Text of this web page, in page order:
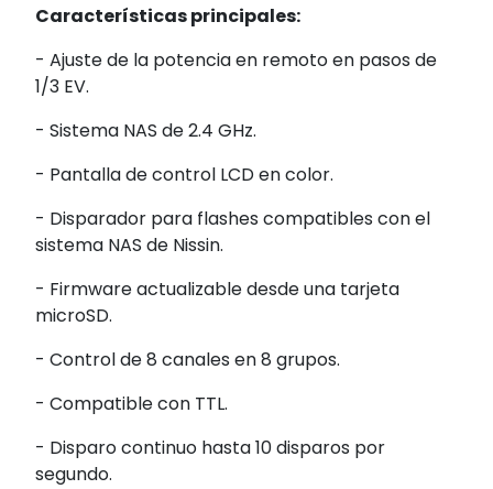
Características principales:
- Ajuste de la potencia en remoto en pasos de
1/3 EV.
- Sistema NAS de 2.4 GHz.
- Pantalla de control LCD en color.
- Disparador para flashes compatibles con el
sistema NAS de Nissin.
- Firmware actualizable desde una tarjeta
microSD.
- Control de 8 canales en 8 grupos.
- Compatible con TTL.
- Disparo continuo hasta 10 disparos por
segundo.